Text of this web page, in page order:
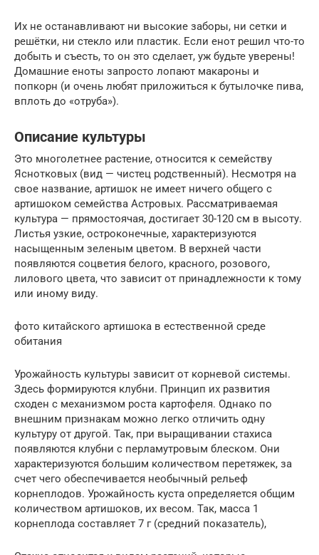
Их не останавливают ни высокие заборы, ни сетки и
решётки, ни стекло или пластик. Если енот решил что-то
добыть и съесть, то он это сделает, уж будьте уверены!
Домашние еноты запросто лопают макароны и
попкорн (и очень любят приложиться к бутылочке пива,
вплоть до «отруба»).
Описание культуры
Это многолетнее растение, относится к семейству
Яснотковых (вид — чистец родственный). Несмотря на
свое название, артишок не имеет ничего общего с
артишоком семейства Астровых. Рассматриваемая
культура — прямостоячая, достигает 30-120 см в высоту.
Листья узкие, остроконечные, характеризуются
насыщенным зеленым цветом. В верхней части
появляются соцветия белого, красного, розового,
лилового цвета, что зависит от принадлежности к тому
или иному виду.
фото китайского артишока в естественной среде
обитания
Урожайность культуры зависит от корневой системы.
Здесь формируются клубни. Принцип их развития
сходен с механизмом роста картофеля. Однако по
внешним признакам можно легко отличить одну
культуру от другой. Так, при выращивании стахиса
появляются клубни с перламутровым блеском. Они
характеризуются большим количеством перетяжек, за
счет чего обеспечивается необычный рельеф
корнеплодов. Урожайность куста определяется общим
количеством артишоков, их весом. Так, масса 1
корнеплода составляет 7 г (средний показатель),